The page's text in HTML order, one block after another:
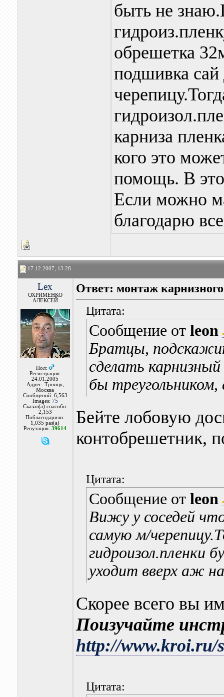
быть не
обрешетка
подшивка
карниза
кого это
помощь. В
Если можно
благодарю
17.12.2007, 13:28
Lex
ОХРИМЕНКО
АЛЕКСЕЙ
Пол:
Регистрация:
24.01.2005
Адрес: Троицк,
Москва
Сообщений: 6,563
Images: 75
Сказал(а) спасибо:
2,153
Поблагодарили:
1,035 раз(а)
Репутация:39614
Ответ: монтаж карнизного
Цитата:
Сообщение от leon
Братцы,
сделать
бы
Бейте лобовую
контобрешетник,
Цитата:
Сообщение от leon
Вижу у соседей
самую м/
гидроизол.пленки
уходит вверх аж
Скорее всего вы
Поизучайте
http://www.kroi.ru/
Цитата: